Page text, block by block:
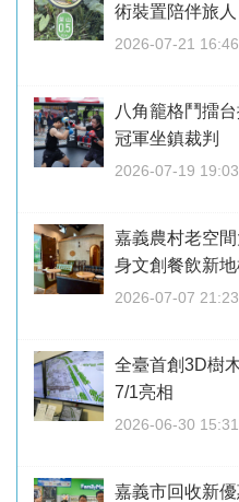
術裝置陪伴旅人
2026-07-21 16:46
八角籠格鬥擂
冠軍坐鎮裁判
2026-07-19 19:03
嘉義農村老空
身文創餐飲新
2026-07-07 21:23
全臺首創3D樹
7/1亮相
2026-06-30 15:31
嘉義市回收新